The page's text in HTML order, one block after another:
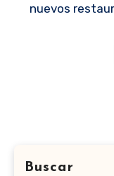
nuevos
Buscar